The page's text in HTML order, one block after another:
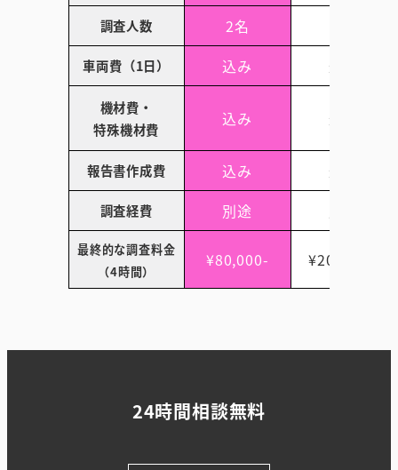
調査人数 2名
車両費（1日） 込み 込み
機材費・
特殊機材費
込み 込み
報告書作成費 込み 込み
調査経費 別途
最終的な調査料金
（4時間）
¥80,000- ¥200,000-
24時間相談無料